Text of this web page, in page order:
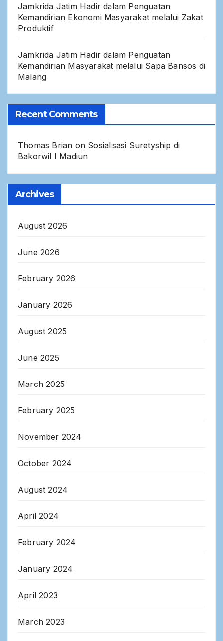
Jamkrida Jatim Hadir dalam Penguatan
Kemandirian Ekonomi Masyarakat melalui Zakat
Produktif
Jamkrida Jatim Hadir dalam Penguatan
Kemandirian Masyarakat melalui Sapa Bansos di
Malang
Recent Comments
Thomas Brian on Sosialisasi Suretyship di
Bakorwil I Madiun
Archives
August 2026
June 2026
February 2026
January 2026
August 2025
June 2025
March 2025
February 2025
November 2024
October 2024
August 2024
April 2024
February 2024
January 2024
April 2023
March 2023